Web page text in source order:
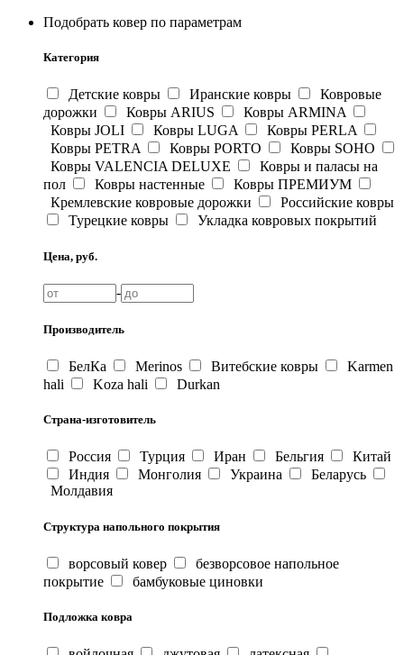
Подобрать ковер по параметрам
Категория
Детские ковры Иранские ковры
Ковровые
дорожки
Ковры ARIUS
Ковры ARMINA
Ковры JOLI
Ковры LUGA
Ковры PERLA
Ковры PETRA
Ковры PORTO
Ковры SOHO
Ковры VALENCIA DELUXE
Ковры и паласы на
пол
Ковры настенные
Ковры ПРЕМИУМ
Кремлевские ковровые дорожки
Российские ковры
Турецкие ковры
Укладка ковровых покрытий
Цена, руб.
-
Производитель
БелКа Merinos Витебские ковры
Karmen
hali
Koza hali Durkan
Страна-изготовитель
Россия Турция Иран Бельгия
Китай
Индия
Монголия Украина
Беларусь
Молдавия
Структура напольного покрытия
ворсовый ковер
безворсовое напольное
покрытие
бамбуковые циновки
Подложка ковра